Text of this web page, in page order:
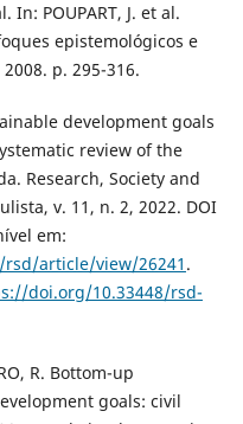
In: POUPART, J. et al.
epistemológicos e
p. 295-316.
development goals
review of the
Research, Society and
v. 11, n. 2, 2022. DOI
em:
article/view/26241 .
doi.org/10.33448/rsd-
R. Bottom-up
goals: civil